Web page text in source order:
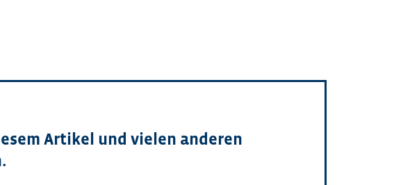
Artikel und vielen anderen